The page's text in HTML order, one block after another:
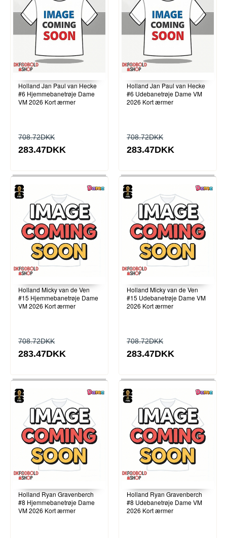
Holland Jan Paul van Hecke
#6 Hjemmebanetrøje Dame
VM 2026 Kort ærmer
708.72DKK
283.47DKK
Holland Jan Paul van Hecke
#6 Udebanetrøje Dame VM
2026 Kort ærmer
708.72DKK
283.47DKK
Holland Micky van de Ven
#15 Hjemmebanetrøje Dame
VM 2026 Kort ærmer
708.72DKK
283.47DKK
Holland Micky van de Ven
#15 Udebanetrøje Dame VM
2026 Kort ærmer
708.72DKK
283.47DKK
Holland Ryan Gravenberch
#8 Hjemmebanetrøje Dame
VM 2026 Kort ærmer
Holland Ryan Gravenberch
#8 Udebanetrøje Dame VM
2026 Kort ærmer